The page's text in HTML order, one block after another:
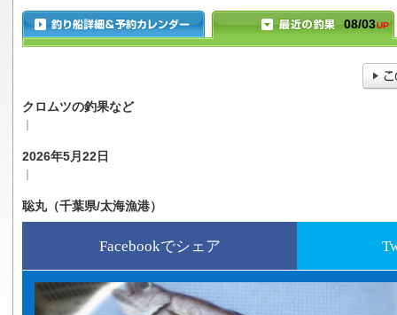
08/03UP
クロムツの釣果など
2026年5月22日
聡丸（千葉県/太海漁港）
Facebookでシェア